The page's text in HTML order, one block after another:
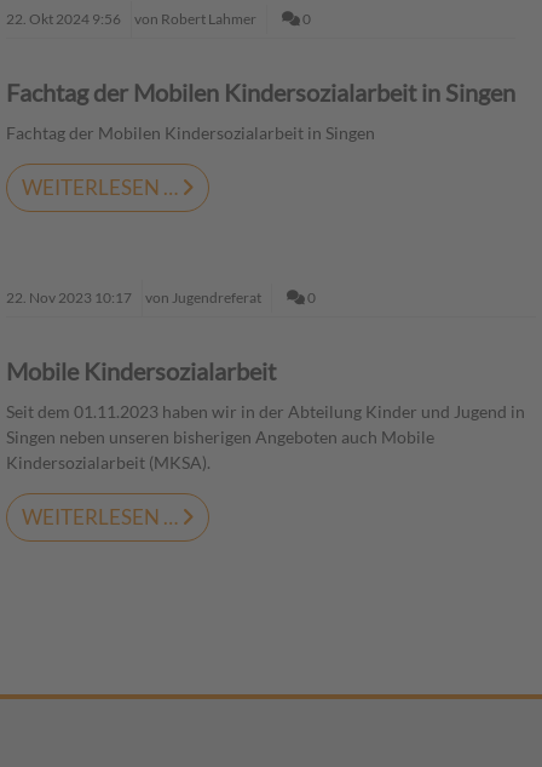
22. Okt 2024 9:56 von Robert Lahmer 0
Fachtag der Mobilen Kindersozialarbeit in Singen
Fachtag der Mobilen Kindersozialarbeit in Singen
WEITERLESEN …
22. Nov 2023 10:17 von Jugendreferat 0
Mobile Kindersozialarbeit
Seit dem 01.11.2023 haben wir in der Abteilung Kinder und Jugend in
Singen neben unseren bisherigen Angeboten auch Mobile
Kindersozialarbeit (MKSA).
WEITERLESEN …